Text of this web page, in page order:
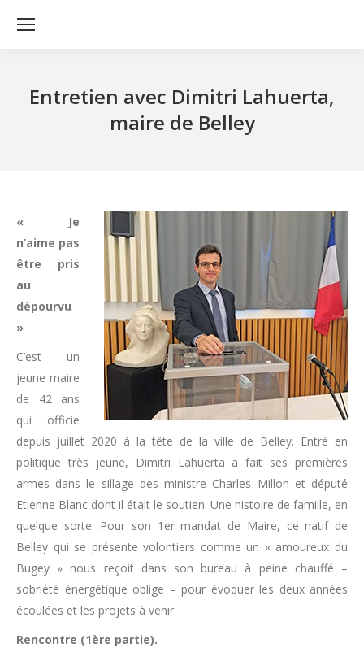
Entretien avec Dimitri Lahuerta,
maire de Belley
« Je
n’aime pas
être pris
au
dépourvu
»
C’est un
jeune maire
de 42 ans
qui officie
depuis juillet 2020 à la tête de la ville de Belley. Entré en
politique très jeune, Dimitri Lahuerta a fait ses premières
armes dans le sillage des ministre Charles Millon et député
Etienne Blanc dont il était le soutien. Une histoire de famille, en
quelque sorte. Pour son 1er mandat de Maire, ce natif de
Belley qui se présente volontiers comme un « amoureux du
Bugey » nous reçoit dans son bureau à peine chauffé –
sobriété énergétique oblige – pour évoquer les deux années
écoulées et les projets à venir.
Rencontre (1ère partie).